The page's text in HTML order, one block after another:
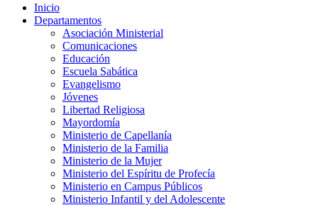
Inicio
Departamentos
Asociación Ministerial
Comunicaciones
Educación
Escuela Sabática
Evangelismo
Jóvenes
Libertad Religiosa
Mayordomía
Ministerio de Capellanía
Ministerio de la Familia
Ministerio de la Mujer
Ministerio del Espíritu de Profecía
Ministerio en Campus Públicos
Ministerio Infantil y del Adolescente